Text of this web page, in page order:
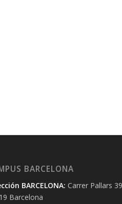
BARCELONA
BARCELONA: Carrer Pallars
Barcelona